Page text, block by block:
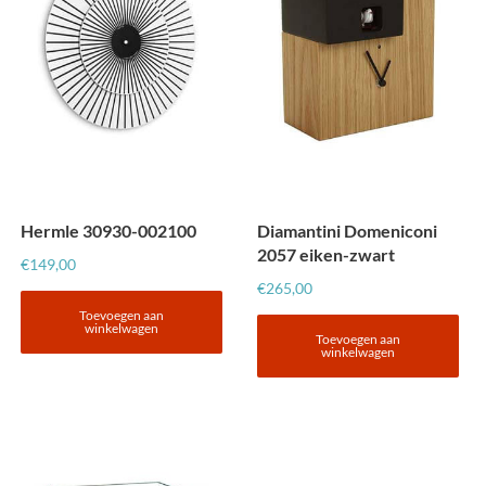
Hermle 30930-002100
€149,00
Toevoegen aan
winkelwagen
Diamantini Domeniconi
2057 eiken-zwart
€265,00
Toevoegen aan
winkelwagen